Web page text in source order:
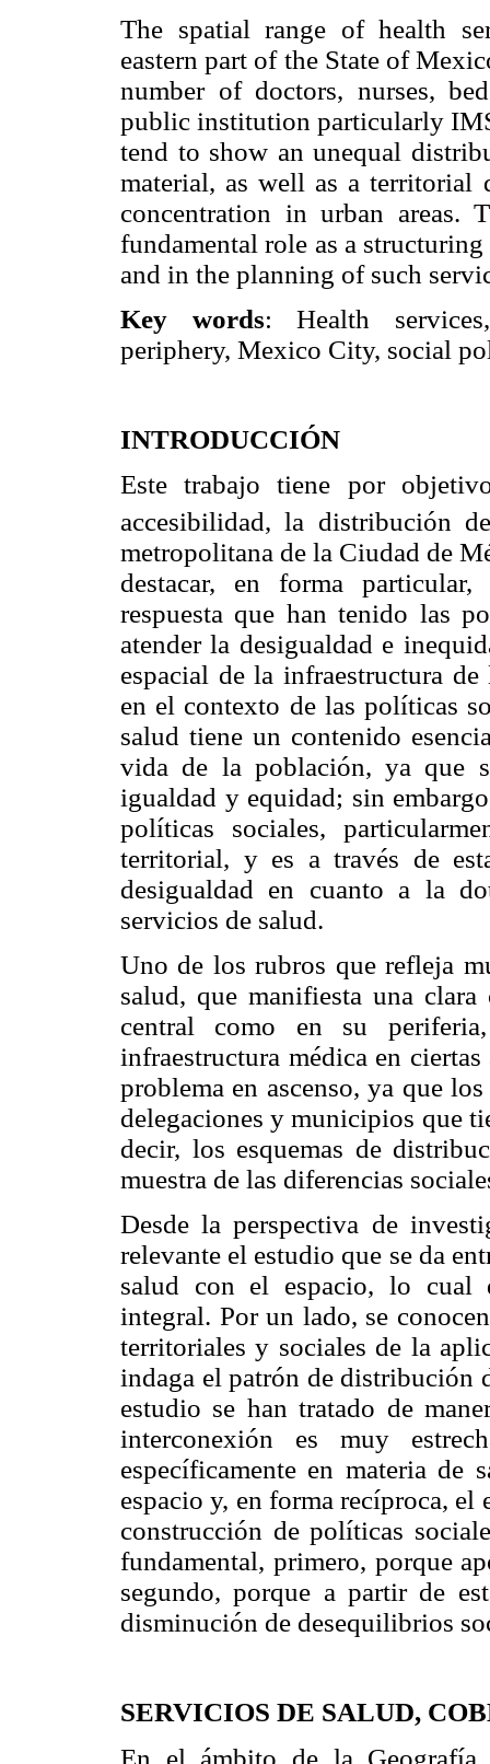
The spatial range of health
eastern part of the State of
number of doctors, nurses,
public institution particularly
tend to show an unequal
material, as well as a
concentration in urban areas.
fundamental role as a
and in the planning of such
Key words: Health
periphery, Mexico City, social
INTRODUCCIÓN
Este trabajo tiene por
accesibilidad, la distribución
metropolitana de la Ciudad de
destacar, en forma
respuesta que han tenido las
atender la desigualdad e
espacial de la infraestructura
en el contexto de las políticas
salud tiene un contenido
vida de la población, ya que
igualdad y equidad; sin
políticas sociales,
territorial, y es a través de
desigualdad en cuanto a la
servicios de salud.
Uno de los rubros que refleja
salud, que manifiesta una
central como en su
infraestructura médica en
problema en ascenso, ya que
delegaciones y municipios que
decir, los esquemas de
muestra de las diferencias
Desde la perspectiva de
relevante el estudio que se da
salud con el espacio, lo cual
integral. Por un lado, se
territoriales y sociales de la
indaga el patrón de distribución
estudio se han tratado de
interconexión es muy
específicamente en materia de
espacio y, en forma recíproca, el
construcción de políticas
fundamental, primero, porque
segundo, porque a partir de
disminución de desequilibrios
SERVICIOS DE SALUD,
En el ámbito de la Geografía